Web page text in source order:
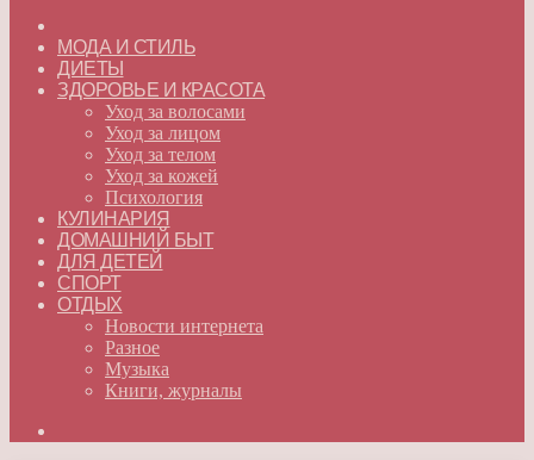
МОДА И СТИЛЬ
ДИЕТЫ
ЗДОРОВЬЕ И КРАСОТА
Уход за волосами
Уход за лицом
Уход за телом
Уход за кожей
Психология
КУЛИНАРИЯ
ДОМАШНИЙ БЫТ
ДЛЯ ДЕТЕЙ
СПОРТ
ОТДЫХ
Новости интернета
Разное
Музыка
Книги, журналы